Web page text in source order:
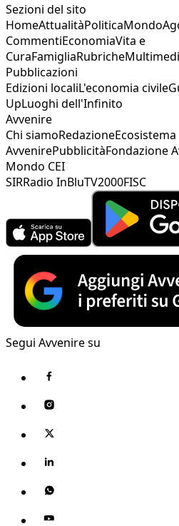
Sezioni del sito
HomeAttualitàPoliticaMondo
CommentiEconomiaVita e
CuraFamigliaRubriche
Pubblicazioni
Edizioni localiL'economia civile
UpLuoghi dell'Infinito
Avvenire
Chi siamoRedazioneEcosistema
AvvenirePubblicitàFondazione
Mondo CEI
SIRRadio InBluTV2000FISC
Segui Avvenire su